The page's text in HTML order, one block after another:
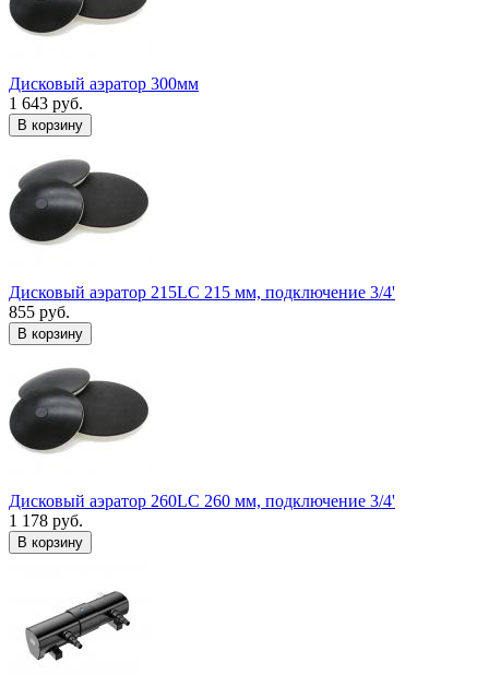
Дисковый аэратор 300мм
1 643 руб.
В корзину
Дисковый аэратор 215LC 215 мм, подключение 3/4'
855 руб.
В корзину
Дисковый аэратор 260LC 260 мм, подключение 3/4'
1 178 руб.
В корзину